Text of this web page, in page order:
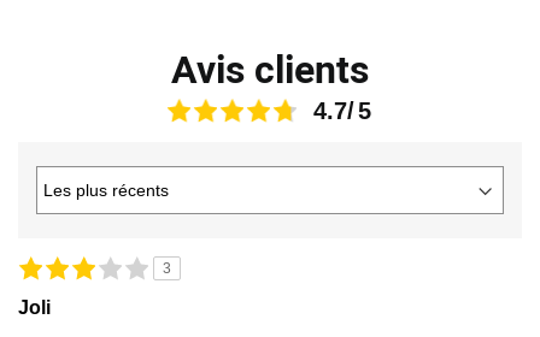
Avis clients
4.7
3
Joli